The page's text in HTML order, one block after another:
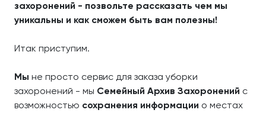
захоронений - позвольте рассказать чем мы
уникальны и как сможем быть вам полезны!
Итак приступим.
Мы не просто сервис для заказа уборки
захоронений - мы Семейный Архив Захоронений с
возможностью сохранения информации о местах